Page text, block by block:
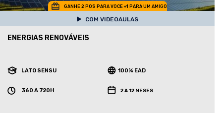
GANHE 2 POS PARA VOCE +1 PARA UM AMIGO
COM VIDEOAULAS
ENERGIAS RENOVÁVEIS
LATO SENSU 100% EAD
360 A 720H 2 A 12 MESES